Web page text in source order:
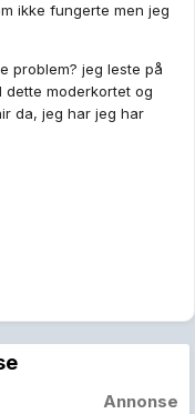
ikke fungerte men jeg
problem? jeg leste på
dette moderkortet og
da, jeg har jeg har
Annonse